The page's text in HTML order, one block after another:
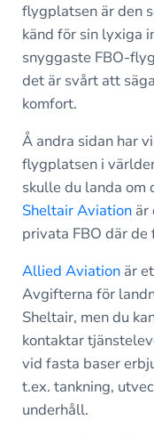
flygplatsen är den
känd för sin lyxiga
snyggaste FBO-
det är svårt att
komfort.
Å andra sidan har
flygplatsen i
skulle du landa
Sheltair Aviationär
privata FBO där
Allied Aviationär
Avgifterna för
Sheltair, men du
kontaktar
vid fasta baser
t.ex. tankning,
underhåll.